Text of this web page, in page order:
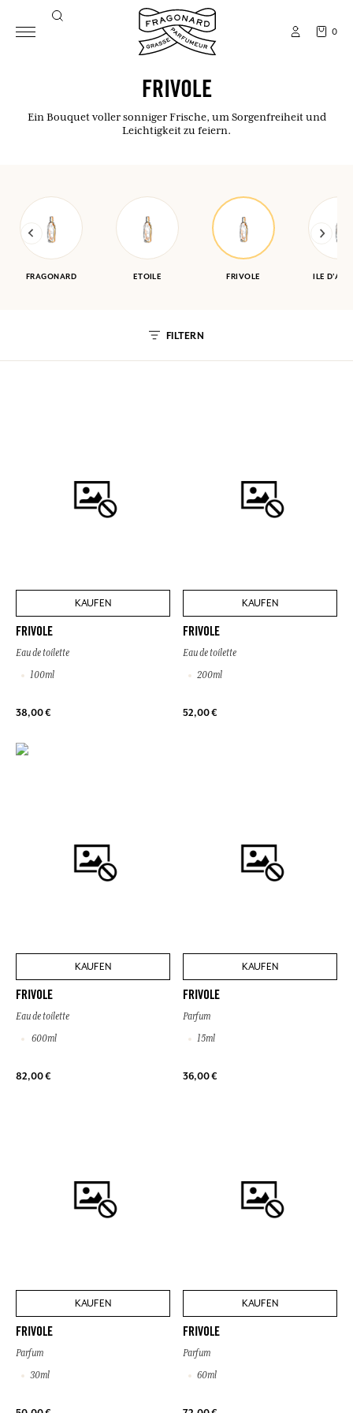
0
FRIVOLE
Ein Bouquet voller sonniger Frische, um Sorgenfreiheit und
Leichtigkeit zu feiern.
FRAGONARD ETOILE FRIVOLE ILE
FILTERN
KAUFEN
FRIVOLE
Eau de toilette
100ml
38,00 €
KAUFEN
FRIVOLE
Eau de toilette
200ml
52,00 €
KAUFEN
FRIVOLE
Eau de toilette
600ml
82,00 €
KAUFEN
FRIVOLE
Parfum
15ml
36,00 €
KAUFEN
FRIVOLE
Parfum
30ml
KAUFEN
FRIVOLE
Parfum
60ml